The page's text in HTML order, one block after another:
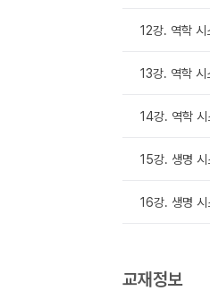
12강. 역학 시
13강. 역학 시
14강. 역학
15강. 생명 시
16강. 생명
교재정보